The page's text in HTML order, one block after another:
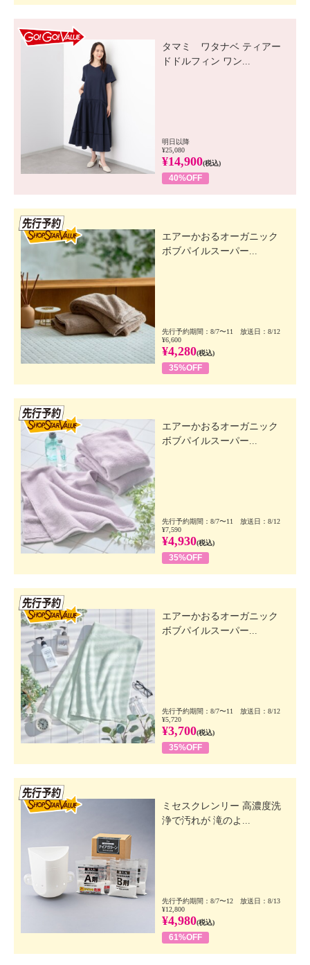
タマミ ワタナベ ティアー
ドドルフィン ワン...
明日以降
¥25,080
¥14,900(税込)
40%OFF
エアーかおるオーガニック
ボブパイルスーパー...
先行予約期間：8/7〜11 放送日：8/12
¥6,600
¥4,280(税込)
35%OFF
エアーかおるオーガニック
ボブパイルスーパー...
先行予約期間：8/7〜11 放送日：8/12
¥7,590
¥4,930(税込)
35%OFF
エアーかおるオーガニック
ボブパイルスーパー...
先行予約期間：8/7〜11 放送日：8/12
¥5,720
¥3,700(税込)
35%OFF
ミセスクレンリー 高濃度洗
浄で汚れが 滝のよ...
先行予約期間：8/7〜12 放送日：8/13
¥12,800
¥4,980(税込)
61%OFF